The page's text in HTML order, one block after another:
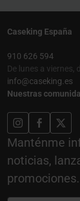
Caseking España
910 626 594
De lunes a viernes,
info@caseking.es
Nuestras
Manténme
noticias,
promociones.